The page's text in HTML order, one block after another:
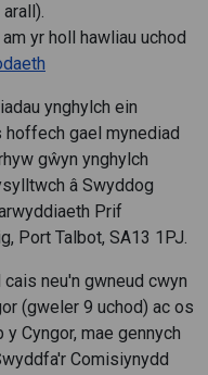
yr holl hawliau uchod
ynghylch ein
gael mynediad
gŵyn ynghylch
â Swyddog
Prif
Port Talbot, SA13 1PJ.
neu'n gwneud cwyn
(gweler 9 uchod) ac os
Cyngor, mae gennych
Comisiynydd